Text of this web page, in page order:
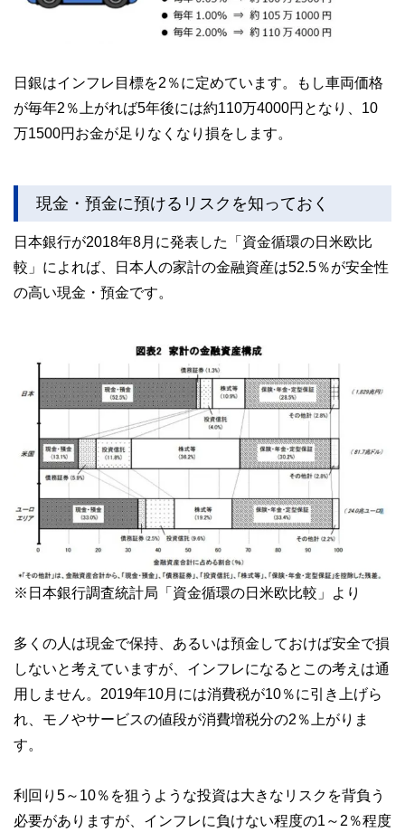
日銀はインフレ目標を2％に定めています。もし車両価格
が毎年2％上がれば5年後には約110万4000円となり、10
万1500円お金が足りなくなり損をします。
現金・預金に預けるリスクを知っておく
日本銀行が2018年8月に発表した「資金循環の日米欧比
較」によれば、日本人の家計の金融資産は52.5％が安全性
の高い現金・預金です。
※日本銀行調査統計局「資金循環の日米欧比較」より
多くの人は現金で保持、あるいは預金しておけば安全で損
しないと考えていますが、インフレになるとこの考えは通
用しません。2019年10月には消費税が10％に引き上げら
れ、モノやサービスの値段が消費増税分の2％上がりま
す。
利回り5～10％を狙うような投資は大きなリスクを背負う
必要がありますが、インフレに負けない程度の1～2％程度